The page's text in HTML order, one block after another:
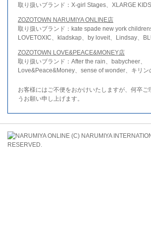
取り扱いブランド：X-girl Stages、XLARGE KIDS
ZOZOTOWN NARUMIYA ONLINE店
取り扱いブランド：kate spade new york
LOVETOXIC、kladskap、by loveit、Lindsay、
ZOZOTOWN LOVE&PEACE&MONEY店
取り扱いブランド：After the rain、babycheer、
Love&Peace&Money、sense of wonder、キリン
お客様にはご不便をおかけいたしますが、何卒ご
うお願い申し上げます。